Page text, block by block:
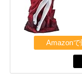
Amazonで